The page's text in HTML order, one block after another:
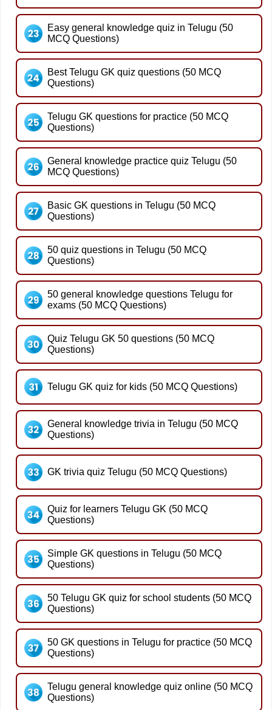
Easy general knowledge quiz in Telugu (50
MCQ Questions)
Best Telugu GK quiz questions (50 MCQ
Questions)
Telugu GK questions for practice (50 MCQ
Questions)
General knowledge practice quiz Telugu (50
MCQ Questions)
Basic GK questions in Telugu (50 MCQ
Questions)
50 quiz questions in Telugu (50 MCQ
Questions)
50 general knowledge questions Telugu for
exams (50 MCQ Questions)
Quiz Telugu GK 50 questions (50 MCQ
Questions)
Telugu GK quiz for kids (50 MCQ Questions)
General knowledge trivia in Telugu (50 MCQ
Questions)
GK trivia quiz Telugu (50 MCQ Questions)
Quiz for learners Telugu GK (50 MCQ
Questions)
Simple GK questions in Telugu (50 MCQ
Questions)
50 Telugu GK quiz for school students (50 MCQ
Questions)
50 GK questions in Telugu for practice (50 MCQ
Questions)
Telugu general knowledge quiz online (50 MCQ
Questions)